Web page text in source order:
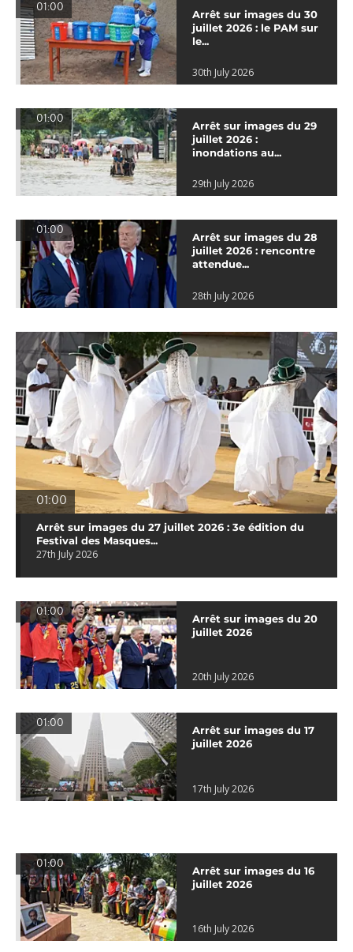
01:00
Arrêt sur images du 30
juillet 2026 : le PAM sur
le...
30th July 2026
01:00
Arrêt sur images du 29
juillet 2026 :
inondations au...
29th July 2026
01:00
Arrêt sur images du 28
juillet 2026 : rencontre
attendue...
28th July 2026
01:00
Arrêt sur images du 27 juillet 2026 : 3e édition du
Festival des Masques...
27th July 2026
01:00
Arrêt sur images du 20
juillet 2026
20th July 2026
01:00
Arrêt sur images du 17
juillet 2026
17th July 2026
01:00
Arrêt sur images du 16
juillet 2026
16th July 2026